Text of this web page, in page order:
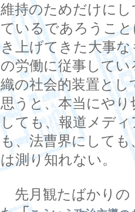
維持のためだけに
ているであろうこ
き上げてきた大事
の労働に従事して
織の社会的装置と
思うと、本当にや
しても、報道メデ
も、法曹界にして
は測り知れない。
先月観たばかりの